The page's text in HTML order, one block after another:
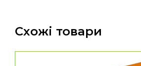
Схожі товари